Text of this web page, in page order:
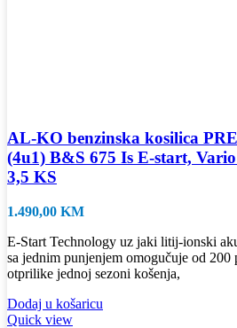
AL-KO benzinska kosilica
(4u1) B&S 675 Is E-start,
3,5 KS
1.490,00 KM
E-Start Technology uz jaki litij-ionski
sa jednim punjenjem omogučuje od 200
otprilike jednoj sezoni košenja,
Dodaj u košaricu
Quick view